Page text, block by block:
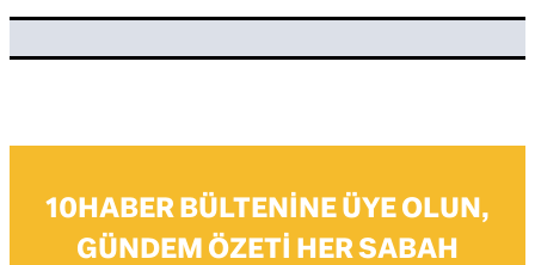
10HABER BÜLTENINE ÜYE OLUN,
GÜNDEM ÖZETI HER SABAH